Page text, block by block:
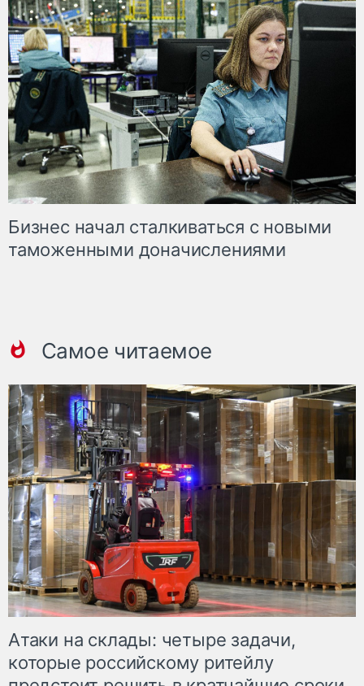
Бизнес начал сталкиваться с новыми
таможенными доначислениями
Самое читаемое
Атаки на склады: четыре задачи,
которые российскому ритейлу